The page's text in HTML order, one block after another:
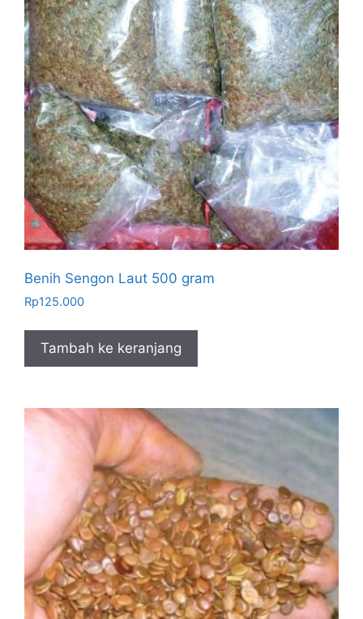
Benih Sengon Laut 500 gram
Rp125.000
Tambah ke keranjang